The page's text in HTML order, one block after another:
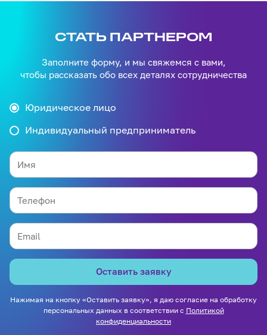
СТАТЬ ПАРТНЕРОМ
Заполните форму, и мы свяжемся с вами,
чтобы рассказать обо всех деталях сотрудничества
Юридическое лицо
Индивидуальный предприниматель
Оставить заявку
Нажимая на кнопку «Оставить заявку», я даю согласие на обработку
персональных данных в соответствии с Политикой
конфиденциальности